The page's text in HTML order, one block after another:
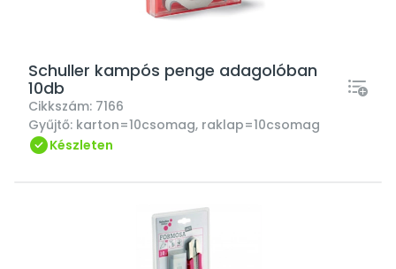
Schuller kampós penge adagolóban
10db
Cikkszám: 7166
Gyűjtő: karton=10csomag, raklap=10csomag
Készleten